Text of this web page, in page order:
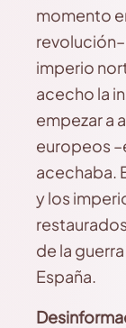
momento
imperio
acecho la
empezar a
europeos
acechaba.
y los
de la
España.